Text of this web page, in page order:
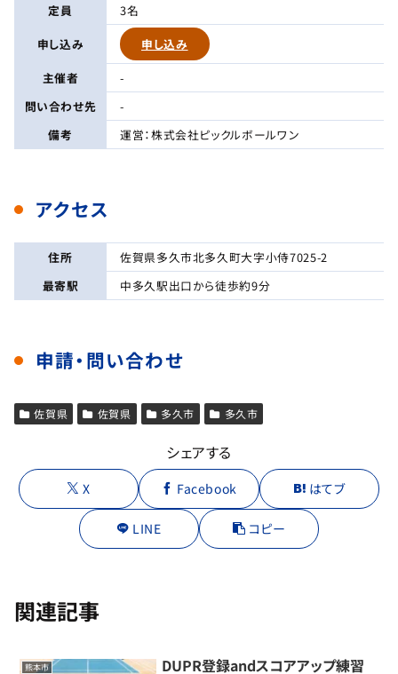
定員
3名
申し込み
申し込み
主催者
-
問い合わせ先
-
備考
運営：株式会社ピックルボールワン
アクセス
住所
佐賀県多久市北多久町大字小侍7025-2
最寄駅
中多久駅出口から徒歩約9分
申請・問い合わせ
佐賀県 佐賀県 多久市 多久市
シェアする
X Facebook はてブ
LINE コピー
関連記事
熊本市
DUPR登録andスコアアップ練習